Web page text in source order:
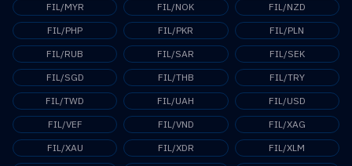
FIL/MYR
FIL/NOK
FIL/NZD
FIL/PHP
FIL/PKR
FIL/PLN
FIL/RUB
FIL/SAR
FIL/SEK
FIL/SGD
FIL/THB
FIL/TRY
FIL/TWD
FIL/UAH
FIL/USD
FIL/VEF
FIL/VND
FIL/XAG
FIL/XAU
FIL/XDR
FIL/XLM